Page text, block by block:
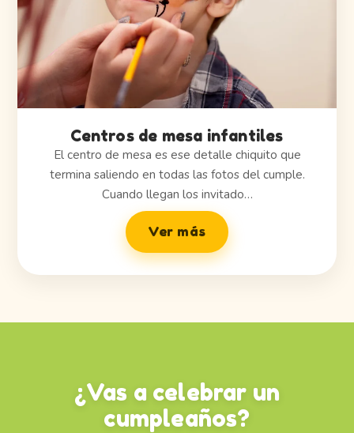
Centros de mesa infantiles
El centro de mesa es ese detalle chiquito que
termina saliendo en todas las fotos del cumple.
Cuando llegan los invitado…
Ver más
¿Vas a celebrar un
cumpleaños?